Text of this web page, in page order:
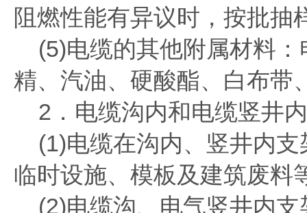
阻燃性能有异议时，按批抽
(5)电缆的其他附属材料：
精、汽油、硬酸酯、白布带
2．电缆沟内和电缆竖井
(1)电缆在沟内、竖井内支
临时设施、模板及建筑废料
(2)电缆沟、电气竖井内支